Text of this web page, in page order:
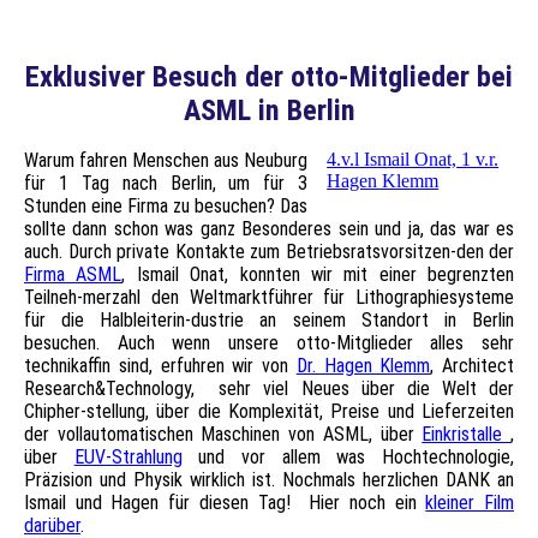
Exklusiver Besuch der otto-Mitglieder bei
ASML in Berlin
4.v.l Ismail Onat, 1 v.r.
Hagen Klemm
Warum fahren Menschen aus Neuburg
für 1 Tag nach Berlin, um für 3
Stunden eine Firma zu besuchen? Das
sollte dann schon was ganz Besonderes sein und ja, das war es
auch. Durch private Kontakte zum Betriebsratsvorsitzen-den der
Firma ASML, Ismail Onat, konnten wir mit einer begrenzten
Teilneh-merzahl den Weltmarktführer für Lithographiesysteme
für die Halbleiterin-dustrie an seinem Standort in Berlin
besuchen. Auch wenn unsere otto-Mitglieder alles sehr
technikaffin sind, erfuhren wir von Dr. Hagen Klemm, Architect
Research&Technology, sehr viel Neues über die Welt der
Chipher-stellung, über die Komplexität, Preise und Lieferzeiten
der vollautomatischen Maschinen von ASML, über Einkristalle,
über EUV-Strahlungund vor allem was Hochtechnologie,
Präzision und Physik wirklich ist. Nochmals herzlichen DANK an
Ismail und Hagen für diesen Tag! Hier noch einkleiner Film
darüber.